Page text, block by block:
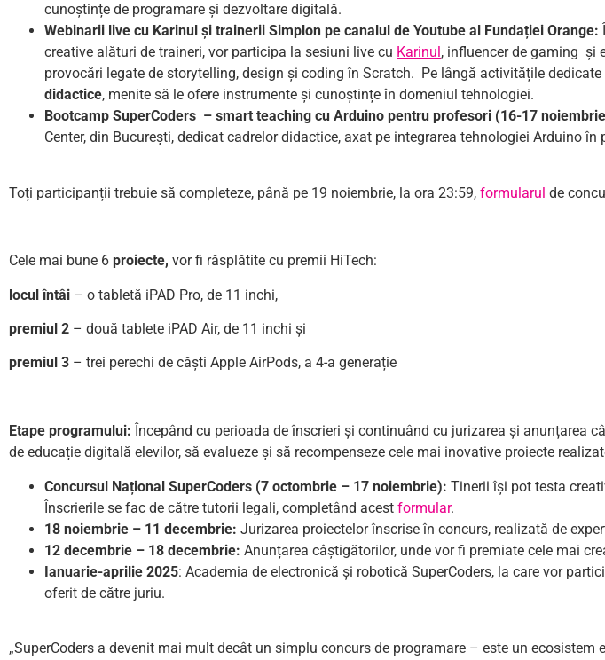
cunoștințe de programare și dezvoltare digitală.
Webinarii live cu Karinul și trainerii Simplon pe canalul de Youtube al Fundației Orange:
creative alături de traineri, vor participa la sesiuni live cu Karinul, influencer de gaming și
provocări legate de storytelling, design și coding în Scratch. Pe lângă activitățile
didactice, menite să le ofere instrumente și cunoștințe în domeniul tehnologiei.
Bootcamp SuperCoders – smart teaching cu Arduino pentru profesori (16-17
Center, din București, dedicat cadrelor didactice, axat pe integrarea tehnologiei Arduino în
Toți participanții trebuie să completeze, până pe 19 noiembrie, la ora 23:59, formularul de
Cele mai bune 6 proiecte, vor fi răsplătite cu premii HiTech:
locul întâi – o tabletă iPAD Pro, de 11 inchi,
premiul 2 – două tablete iPAD Air, de 11 inchi și
premiul 3 – trei perechi de căști Apple AirPods, a 4-a generație
Etape programului: Începând cu perioada de înscrieri și continuând cu jurizarea și anunțarea
de educație digitală elevilor, să evalueze și să recompenseze cele mai inovative proiecte
Concursul Național SuperCoders (7 octombrie – 17 noiembrie): Tinerii își pot testa
Înscrierile se fac de către tutorii legali, completând acest formular.
18 noiembrie – 11 decembrie: Jurizarea proiectelor înscrise în concurs, realizată de
12 decembrie – 18 decembrie: Anunțarea câștigătorilor, unde vor fi premiate cele mai
Ianuarie-aprilie 2025: Academia de electronică și robotică SuperCoders, la care vor
oferit de către juriu.
„SuperCoders a devenit mai mult decât un simplu concurs de programare – este un